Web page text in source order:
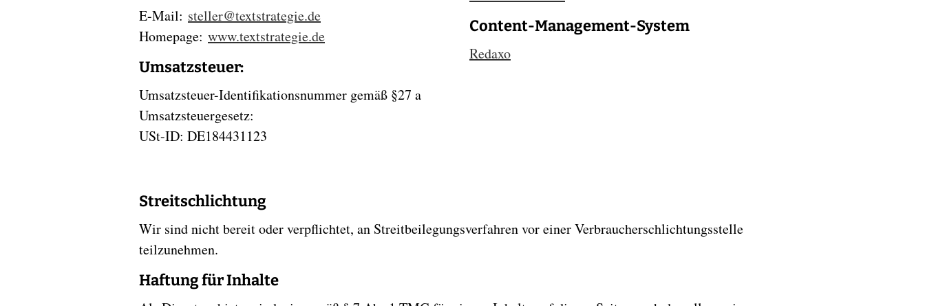
E-Mail: steller@textstrategie.de
Homepage: www.textstrategie.de
Umsatzsteuer:
Umsatzsteuer-Identifikationsnummer gemäß §27 a
Umsatzsteuergesetz:
USt-ID: DE184431123
Content-Management-System
Redaxo
Streitschlichtung
Wir sind nicht bereit oder verpflichtet, an Streitbeilegungsverfahren vor einer Verbraucherschlichtungsstelle
teilzunehmen.
Haftung für Inhalte